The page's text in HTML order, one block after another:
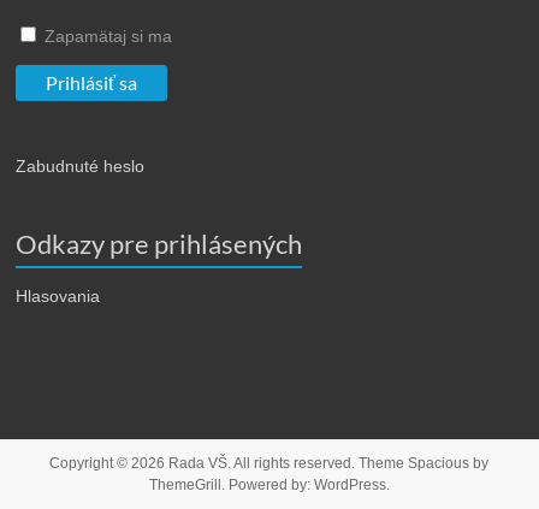
Zapamätaj si ma
Zabudnuté heslo
Odkazy pre prihlásených
Hlasovania
Copyright © 2026 Rada VŠ. All rights reserved. ThemeSpacious by
ThemeGrill. Powered by: WordPress.